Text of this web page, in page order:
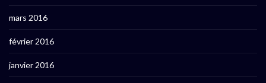
mars 2016
février 2016
janvier 2016